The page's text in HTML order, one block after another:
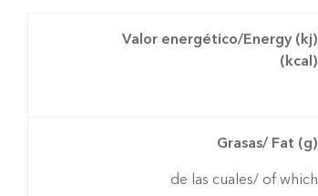
Valor energético/Energy (kj)
(kcal)
Grasas/ Fat (g)
de las cuales/ of which